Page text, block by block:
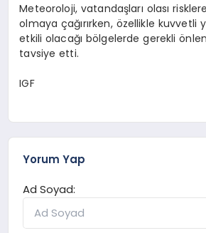
Meteoroloji, vatandaşları olası risklere
olmaya çağırırken, özellikle kuvvetli
etkili olacağı bölgelerde gerekli
tavsiye etti.
IGF
Yorum Yap
Ad Soyad: